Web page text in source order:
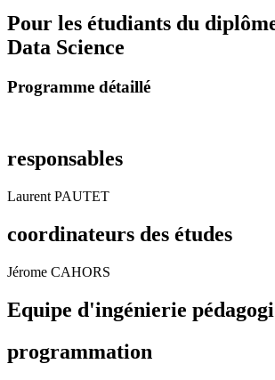
Pour les étudiants du
Data Science
Programme détaillé
responsables
Laurent PAUTET
coordinateurs des études
Jérome CAHORS
Equipe d'ingénierie
programmation